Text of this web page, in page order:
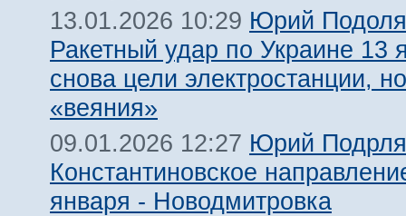
13.01.2026 10:29 Юрий
Ракетный удар по Украине 13
снова цели электростанции,
«веяния»
09.01.2026 12:27 Юрий
Константиновское
января - Новодмитровка